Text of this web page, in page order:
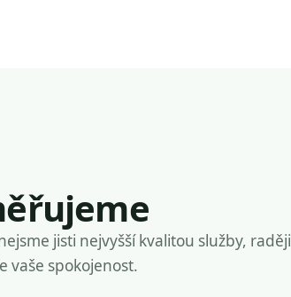
jisti nejvyšší kvalitou služby, raději
vaše spokojenost.